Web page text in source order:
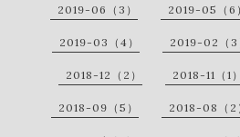
2019-06（3） 2019-05（6
2019-03（4） 2019-02（3
2018-12（2） 2018-11（1）
2018-09（5） 2018-08（2